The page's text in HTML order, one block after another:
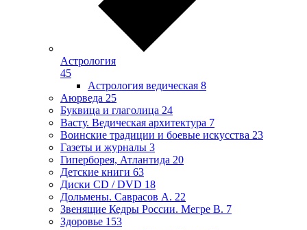
Астрология
45
Астрология ведическая 8
Аюрведа 25
Буквица и глаголица 24
Васту. Ведическая архитектура 7
Воинские традиции и боевые искусства 23
Газеты и журналы 3
Гиперборея, Атлантида 20
Детские книги 63
Диски CD / DVD 18
Дольмены. Саврасов А. 22
Звенящие Кедры России. Мегре В. 7
Здоровье 153